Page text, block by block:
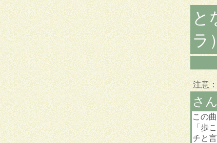
と
ラ）
注意
さ
この
「歩
チと